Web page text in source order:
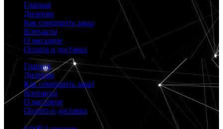
Главная
Дилерам
Как совершить заказ
Контакты
О магазине
Оплата и доставка
Главная
Дилерам
Как совершить заказ
Контакты
О магазине
Оплата и доставка